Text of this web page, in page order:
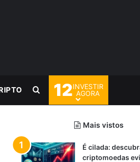
Procurar por
12INVESTIR
AGORA
Mais vistos
É cilada:
criptomoedas